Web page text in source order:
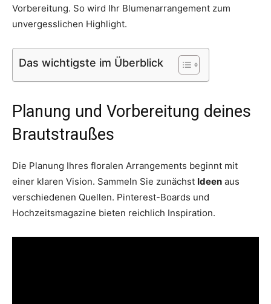
Vorbereitung. So wird Ihr Blumenarrangement zum
unvergesslichen Highlight.
Das wichtigste im Überblick
Planung und Vorbereitung deines
Brautstraußes
Die Planung Ihres floralen Arrangements beginnt mit
einer klaren Vision. Sammeln Sie zunächst Ideen aus
verschiedenen Quellen. Pinterest-Boards und
Hochzeitsmagazine bieten reichlich Inspiration.